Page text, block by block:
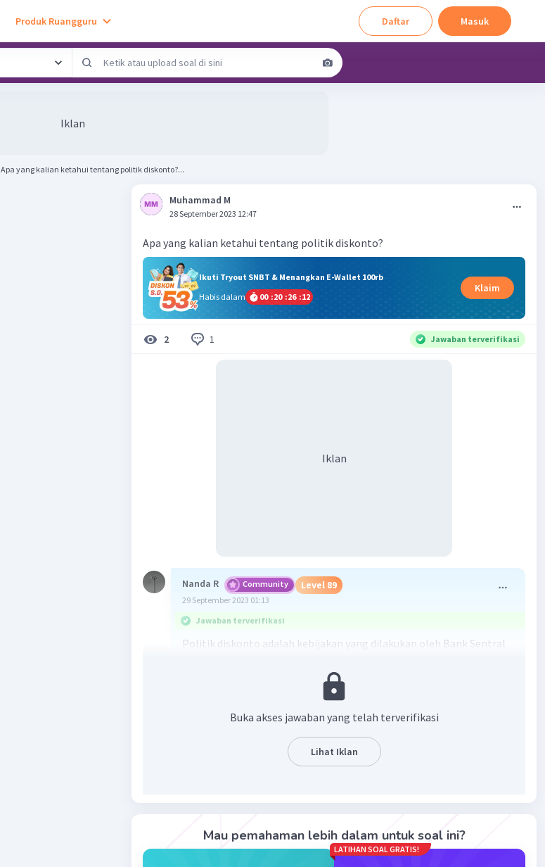
Produk Ruangguru Daftar Masuk
Iklan
Apa yang kalian ketahui tentang politik diskonto?...
Muhammad M
28 September 2023 12:47
Apa yang kalian ketahui tentang politik diskonto?
Ikuti Tryout SNBT & Menangkan E-Wallet 100rb
Habis dalam
00 :20 :26 :11
Klaim
2 1 Jawaban terverifikasi
Iklan
Nanda R Community Level 89
29 September 2023 01:13
Jawaban terverifikasi
Politik diskonto adalah kebijakan yang dilakukan oleh Bank Sentral
cara menaikkan atau menurunkan suku bunga bank.
Beri Rating· 0.0(0) Balas
Iklan
Buka akses jawaban yang telah terverifikasi
Lihat Iklan
Mau pemahaman lebih dalam untuk soal ini?
LATIHAN SOAL GRATIS!